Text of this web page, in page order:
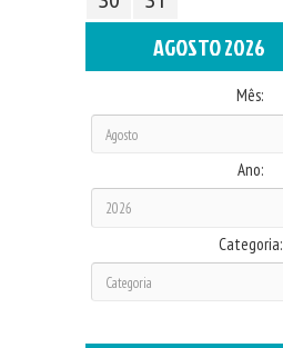
AGOSTO 2026
Mês:
Ano:
Categoria: